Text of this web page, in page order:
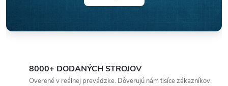
8000+ DODANÝCH STROJOV
Overené v reálnej prevádzke. Dôverujú nám tisíce zákazníkov.